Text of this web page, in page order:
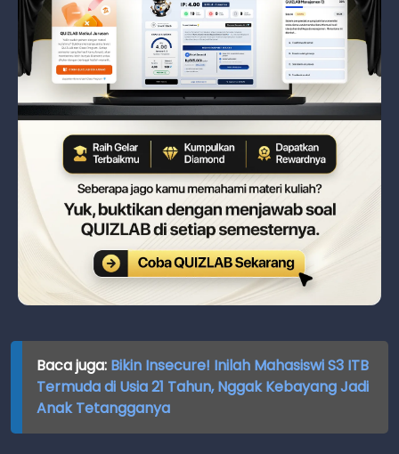
Baca juga: Bikin Insecure! Inilah Mahasiswi S3 ITB
Termuda di Usia 21 Tahun, Nggak Kebayang Jadi
Anak Tetangganya